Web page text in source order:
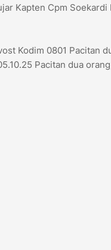
Kapten Cpm Soekardi
Kodim 0801 Pacitan
Pacitan dua